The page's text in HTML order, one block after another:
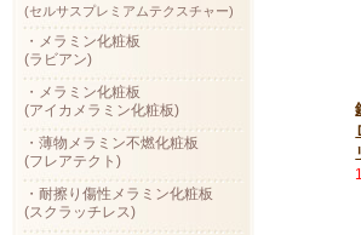
(セルサスプレミアムテクスチャー)
・メラミン化粧板
(ラビアン)
・メラミン化粧板
(アイカメラミン化粧板)
・薄物メラミン不燃化粧板
(フレアテクト)
・耐擦り傷性メラミン化粧板
(スクラッチレス)